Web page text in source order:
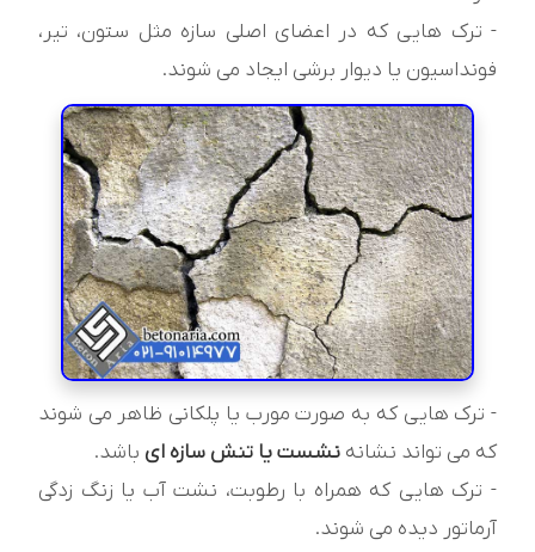
- ترک هایی که در اعضای اصلی سازه مثل ستون، تیر،
فونداسیون یا دیوار برشی ایجاد می شوند.
- ترک هایی که به صورت مورب یا پلکانی ظاهر می شوند
که می تواند نشانه نشست یا تنش سازه ای باشد.
- ترک هایی که همراه با رطوبت، نشت آب یا زنگ زدگی
آرماتور دیده می شوند.